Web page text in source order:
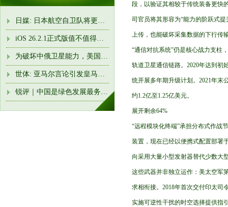
日媒: 日本航空自卫队将更名“航空宇宙自卫队”
iOS 26.2.1正式版值不值得升? 实测后发现, 这是近两年最稳的一版
为破坏中俄卫星能力，美国太空军“三剑客”新装备接近部署完
世体: 亚马尔言论引发皇马队内强烈不满! 卡瓦哈尔准备约谈他
锐评｜中国是绿色发展最务实的行动派
段，以验证其相较于传统装备更快
司官员将其形容为“能力的阶跃式
上传，也能破坏采集数据的下行传
“通信对抗系统”仍是核心战力支柱
轨道卫星通信链路。2020年达到初
统开展多年期升级计划。2021年末
约1.2亿至1.25亿美元。
展开剩余64%
“远程模块化终端”承担分布式作战
装置，现在已经以便携式配置部署
向采用大量小型发射器替代少数大
这些武器并非独立运作：美太空军
求相衔接。2018年首次交付印太司
实施可逆性干扰的时空选择提供指